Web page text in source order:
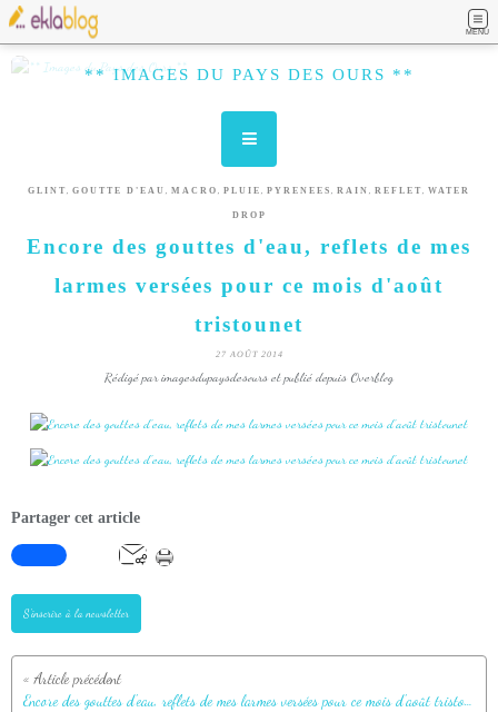
MENU
** IMAGES DU PAYS DES OURS **
GLINT, GOUTTE D'EAU , MACRO , PLUIE , PYRENEES , RAIN , REFLET, WATER
DROP
Encore des gouttes d'eau, reflets de mes
larmes versées pour ce mois d'août
tristounet
27 AOÛT 2014
Rédigé par imagesdupaysdesours et publié depuis Overblog
Partager cet article
S'inscrire à la newsletter
Encore des gouttes d'eau, reflets de mes larmes versées pour ce mois d'août tristounet